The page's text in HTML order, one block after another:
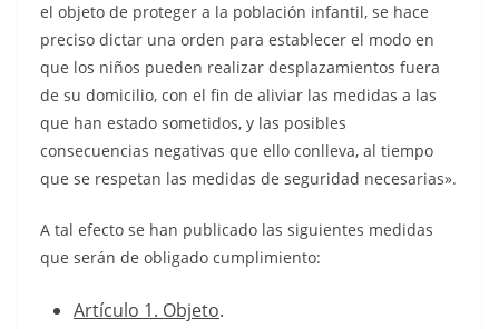
el objeto de proteger a la población infantil, se hace
preciso dictar una orden para establecer el modo en
que los niños pueden realizar desplazamientos fuera
de su domicilio, con el fin de aliviar las medidas a las
que han estado sometidos, y las posibles
consecuencias negativas que ello conlleva, al tiempo
que se respetan las medidas de seguridad necesarias».
A tal efecto se han publicado las siguientes medidas
que serán de obligado cumplimiento:
Artículo 1. Objeto.